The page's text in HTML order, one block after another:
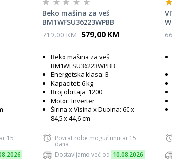
15
Beko mašina za veš
BM1WFSU36223WPBB
719,00 KM 579,00 KM
Beko mašina za veš
BM1WFSU36223WPBB
Energetska klasa: B
Kapacitet: 6 kg
Broj obrtaja: 1200
Motor: Inverter
Širina x Visina x Dubina: 60 x
84,5 x 44,6 cm
Povrat robe moguć unutar 15
dana
Dostavljamo već od 10.08.2026